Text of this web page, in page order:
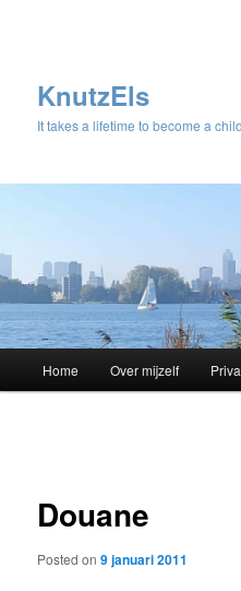
KnutzEls
It takes a lifetime to become a
Skip
content
Home Over mijzelf
Douane
Posted on9 januari 2011